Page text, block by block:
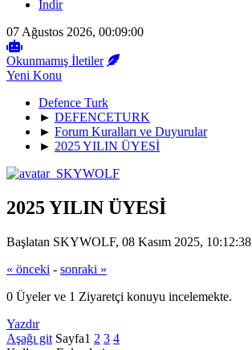
İndir
07 Ağustos 2026, 00:09:00
Okunmamış İletiler
Yeni Konu
Defence Turk
► DEFENCETURK
► Forum Kuralları ve Duyurular
► 2025 YILIN ÜYESİ
2025 YILIN ÜYESİ
Başlatan SKYWOLF, 08 Kasım 2025, 10:12:38
« önceki - sonraki »
0 Üyeler ve 1 Ziyaretçi konuyu incelemekte.
Yazdır
Aşağı git Sayfa1 2 3 4